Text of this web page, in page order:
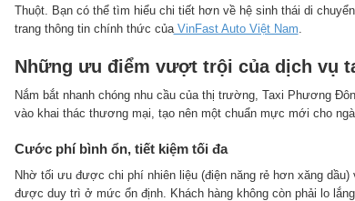
Thuột. Bạn có thể tìm hiểu chi tiết hơn về hệ sinh thái di
trang thông tin chính thức củaVinFast Auto Việt Nam.
Những ưu điểm vượt trội của dịch vụ
Nắm bắt nhanh chóng nhu cầu của thị trường, Taxi Phương
vào khai thác thương mại, tạo nên một chuẩn mực mới cho
Cước phí bình ổn, tiết kiệm tối đa
Nhờ tối ưu được chi phí nhiên liệu (điện năng rẻ hơn xăng
được duy trì ở mức ổn định. Khách hàng không còn phải lo